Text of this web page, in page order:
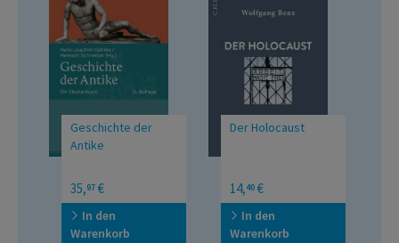
Geschichte der
Antike
Ein Studienbuch
35,97 €
In den
Warenkorb
Der Holocaust
Beck Wissen
14,40 €
In den
Warenkorb